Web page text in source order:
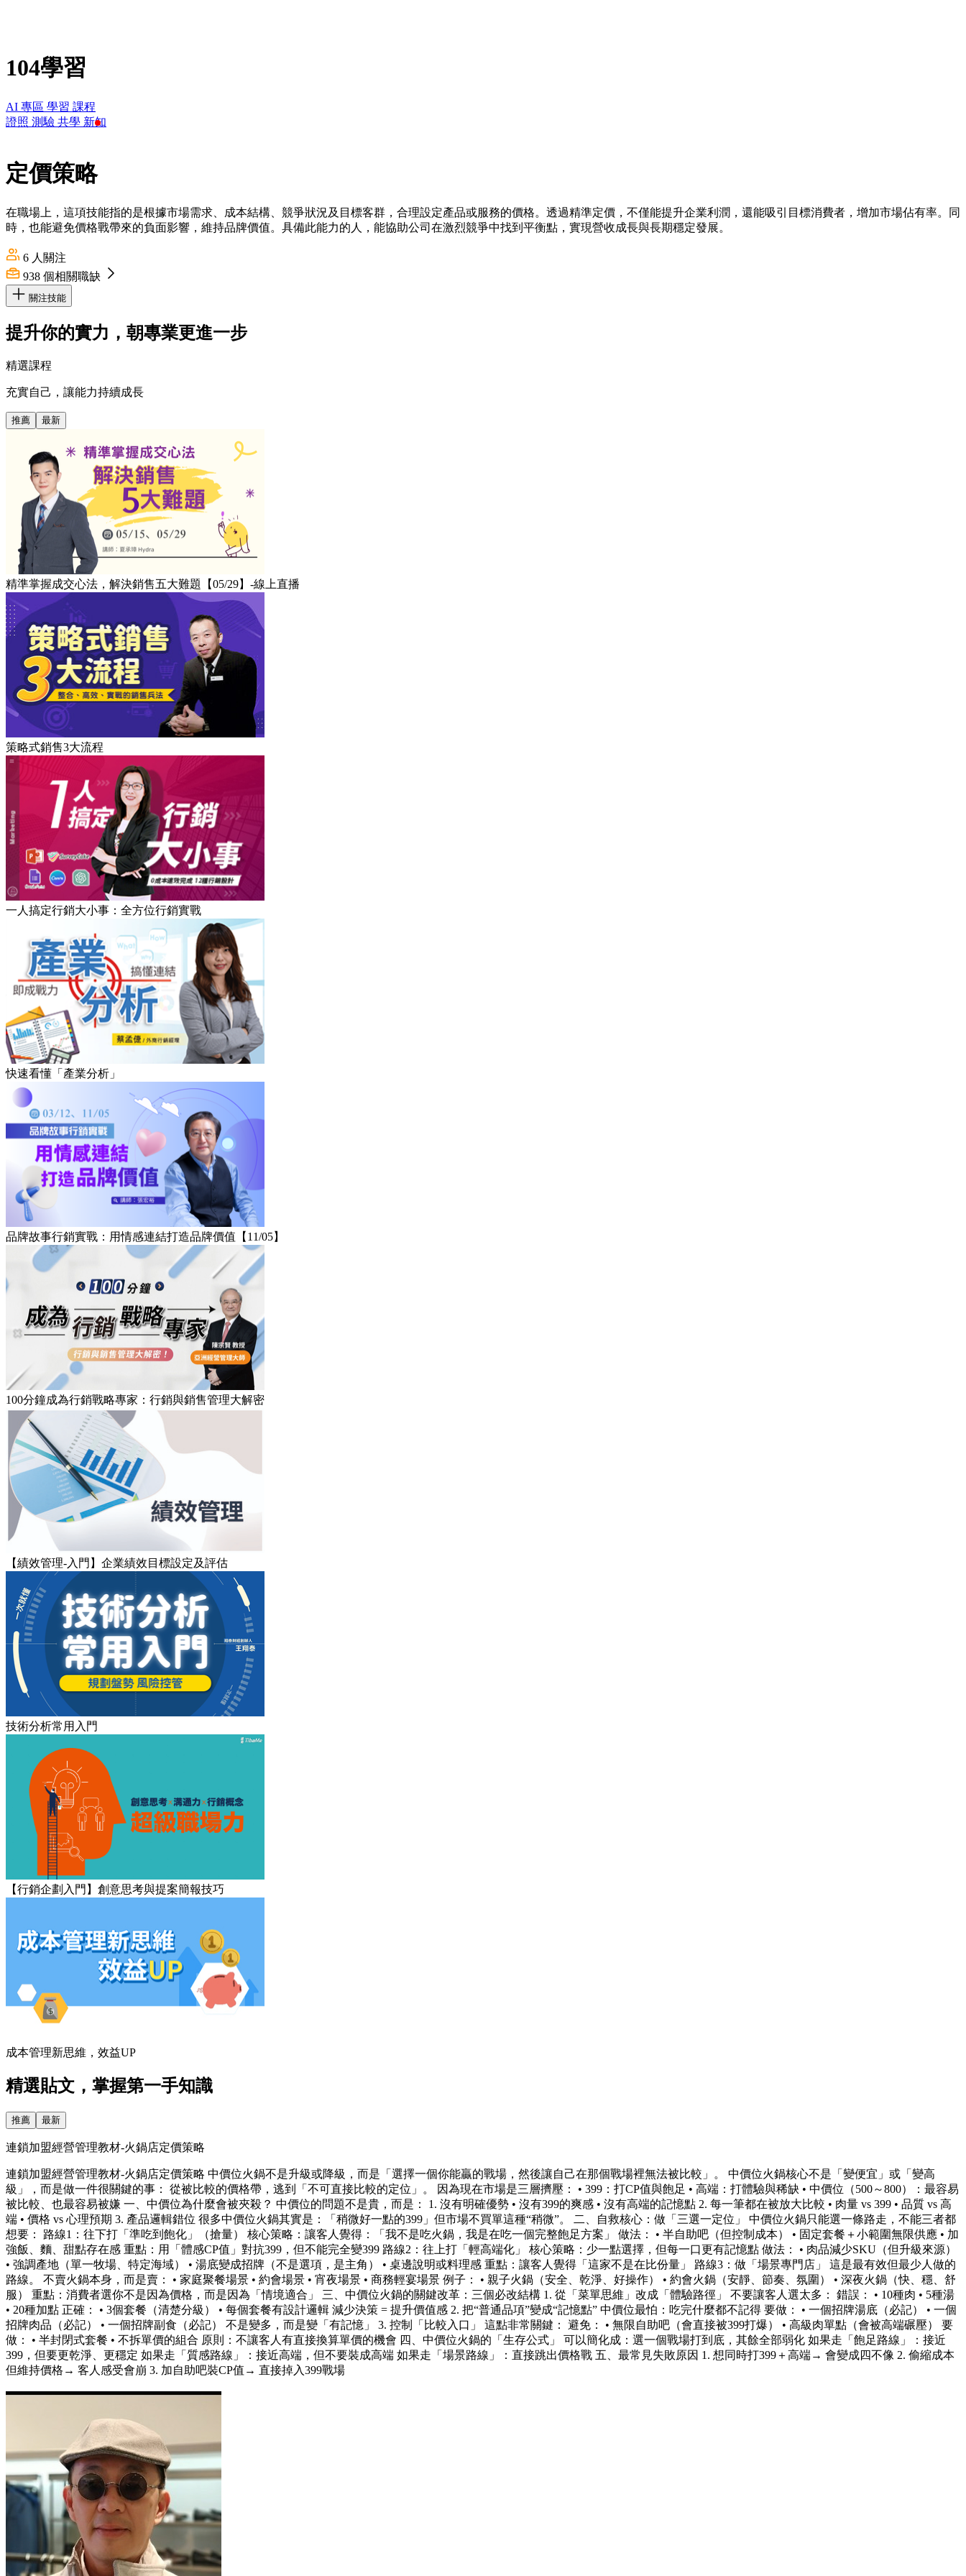
104學習
AI 專區 學習 課程
證照 測驗 共學 新知
定價策略
在職場上，這項技能指的是根據市場需求、成本結構、競爭狀況及目標客群，合理設定產品或服務的價格。透過精準定價，不僅能提升企業利潤，還能吸引目標消費者，增加市場佔有率。同
時，也能避免價格戰帶來的負面影響，維持品牌價值。具備此能力的人，能協助公司在激烈競爭中找到平衡點，實現營收成長與長期穩定發展。
6 人關注
938 個相關職缺
關注技能
提升你的實力，朝專業更進一步
精選課程
充實自己，讓能力持續成長
推薦 最新
精準掌握成交心法，解決銷售五大難題【05/29】-線上直播
策略式銷售3大流程
一人搞定行銷大小事：全方位行銷實戰
快速看懂「產業分析」
品牌故事行銷實戰：用情感連結打造品牌價值【11/05】
100分鐘成為行銷戰略專家：行銷與銷售管理大解密
【績效管理-入門】企業績效目標設定及評估
技術分析常用入門
【行銷企劃入門】創意思考與提案簡報技巧
成本管理新思維，效益UP
精選貼文，掌握第一手知識
推薦 最新
連鎖加盟經營管理教材-火鍋店定價策略
連鎖加盟經營管理教材-火鍋店定價策略 中價位火鍋不是升級或降級，而是「選擇一個你能贏的戰場，然後讓自己在那個戰場裡無法被比較」。 中價位火鍋核心不是「變便宜」或「變高
級」，而是做一件很關鍵的事： 從被比較的價格帶，逃到「不可直接比較的定位」。 因為現在市場是三層擠壓： • 399：打CP值與飽足 • 高端：打體驗與稀缺 • 中價位（500～800）：最容易
被比較、也最容易被嫌 一、中價位為什麼會被夾殺？ 中價位的問題不是貴，而是： 1. 沒有明確優勢 • 沒有399的爽感 • 沒有高端的記憶點 2. 每一筆都在被放大比較 • 肉量 vs 399 • 品質 vs 高
端 • 價格 vs 心理預期 3. 產品邏輯錯位 很多中價位火鍋其實是：「稍微好一點的399」但市場不買單這種“稍微”。 二、自救核心：做「三選一定位」 中價位火鍋只能選一條路走，不能三者都
想要： 路線1：往下打「準吃到飽化」（搶量） 核心策略：讓客人覺得：「我不是吃火鍋，我是在吃一個完整飽足方案」 做法： • 半自助吧（但控制成本） • 固定套餐＋小範圍無限供應 • 加
強飯、麵、甜點存在感 重點：用「體感CP值」對抗399，但不能完全變399 路線2：往上打「輕高端化」 核心策略：少一點選擇，但每一口更有記憶點 做法： • 肉品減少SKU（但升級來源）
• 強調產地（單一牧場、特定海域） • 湯底變成招牌（不是選項，是主角） • 桌邊說明或料理感 重點：讓客人覺得「這家不是在比份量」 路線3：做「場景專門店」 這是最有效但最少人做的
路線。 不賣火鍋本身，而是賣： • 家庭聚餐場景 • 約會場景 • 宵夜場景 • 商務輕宴場景 例子： • 親子火鍋（安全、乾淨、好操作） • 約會火鍋（安靜、節奏、氛圍） • 深夜火鍋（快、穩、舒
服） 重點：消費者選你不是因為價格，而是因為「情境適合」 三、中價位火鍋的關鍵改革：三個必改結構 1. 從「菜單思維」改成「體驗路徑」 不要讓客人選太多： 錯誤： • 10種肉 • 5種湯
• 20種加點 正確： • 3個套餐（清楚分級） • 每個套餐有設計邏輯 減少決策 = 提升價值感 2. 把“普通品項”變成“記憶點” 中價位最怕：吃完什麼都不記得 要做： • 一個招牌湯底（必記） • 一個
招牌肉品（必記） • 一個招牌副食（必記） 不是變多，而是變「有記憶」 3. 控制「比較入口」 這點非常關鍵： 避免： • 無限自助吧（會直接被399打爆） • 高級肉單點（會被高端碾壓） 要
做： • 半封閉式套餐 • 不拆單價的組合 原則：不讓客人有直接換算單價的機會 四、中價位火鍋的「生存公式」 可以簡化成：選一個戰場打到底，其餘全部弱化 如果走「飽足路線」：接近
399，但要更乾淨、更穩定 如果走「質感路線」：接近高端，但不要裝成高端 如果走「場景路線」：直接跳出價格戰 五、最常見失敗原因 1. 想同時打399＋高端→ 會變成四不像 2. 偷縮成本
但維持價格→ 客人感受會崩 3. 加自助吧裝CP值→ 直接掉入399戰場